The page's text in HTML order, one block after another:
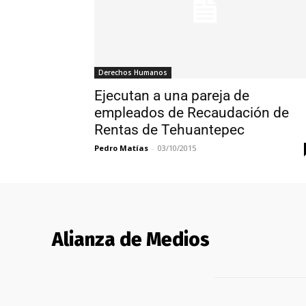
Derechos Humanos
Ejecutan a una pareja de
empleados de Recaudación de
Rentas de Tehuantepec
Pedro Matías - 03/10/2015
Alianza de Medios